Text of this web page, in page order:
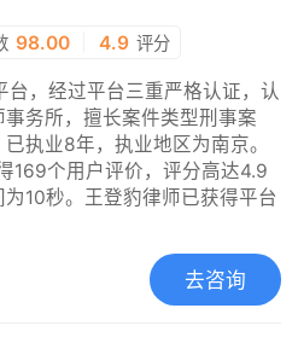
98.00 4.9 评分
台，经过平台三重严格认证，认
务所，擅长案件类型刑事案
执业8年，执业地区为南京。
169个用户评价，评分高达4.9
10秒。王登豹律师已获得平台
去咨询